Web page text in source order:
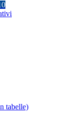
tabelle)